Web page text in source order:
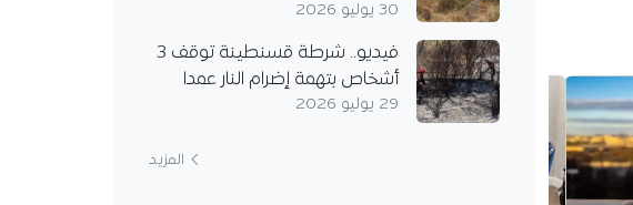
30 يوليو 2026
فيديو.. شرطة قسنطينة توقف 3
أشخاص بتهمة إضرام النار عمدا
29 يوليو 2026
المزيد